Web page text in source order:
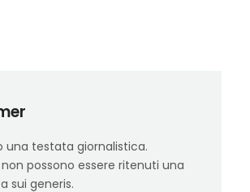
una testata giornalistica.
possono essere ritenuti una
sui generis.